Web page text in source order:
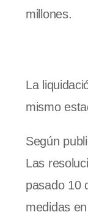
millones.
La
mismo
Según
Las
pasado 10
medidas